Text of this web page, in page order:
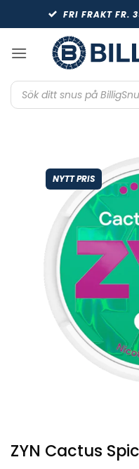
to
FRI FRAKT
Produktsökning
NYTT PRIS
ZYN Cactus